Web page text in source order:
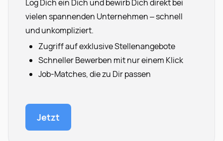
Log Dich ein Dich und bewirb Dich direkt bei
vielen spannenden Unternehmen – schnell
und unkompliziert.
Zugriff auf exklusive Stellenangebote
Schneller Bewerben mit nur einem Klick
Job-Matches, die zu Dir passen
Jetzt